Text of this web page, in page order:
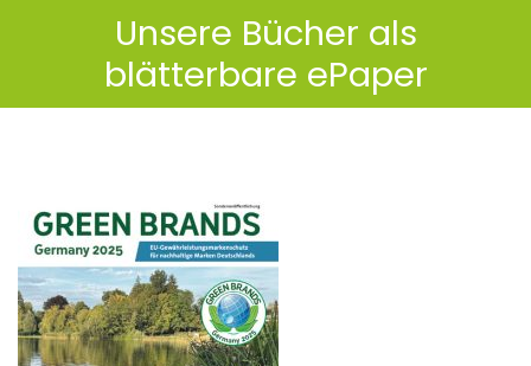
Unsere Bücher als
blätterbare ePaper